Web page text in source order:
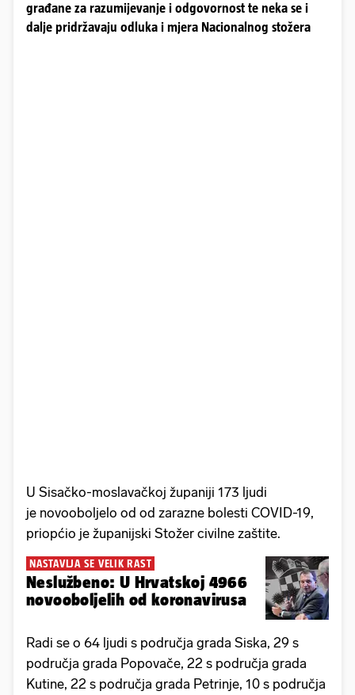
građane za razumijevanje i odgovornost te neka se i
dalje pridržavaju odluka i mjera Nacionalnog stožera
U Sisačko-moslavačkoj županiji 173 ljudi
je novooboljelo od od zarazne bolesti COVID-19,
priopćio je županijski Stožer civilne zaštite.
NASTAVLJA SE VELIK RAST
Neslužbeno: U Hrvatskoj 4966
novooboljelih od koronavirusa
Radi se o 64 ljudi s područja grada Siska, 29 s
područja grada Popovače, 22 s područja grada
Kutine, 22 s područja grada Petrinje, 10 s područja